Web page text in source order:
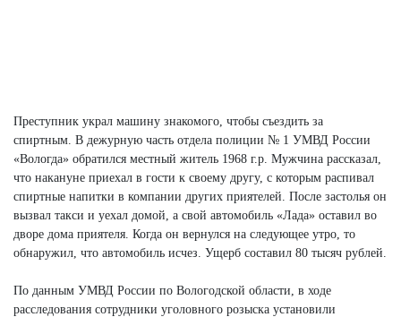
Преступник украл машину знакомого, чтобы съездить за
спиртным. В дежурную часть отдела полиции № 1 УМВД России
«Вологда» обратился местный житель 1968 г.р. Мужчина рассказал,
что накануне приехал в гости к своему другу, с которым распивал
спиртные напитки в компании других приятелей. После застолья он
вызвал такси и уехал домой, а свой автомобиль «Лада» оставил во
дворе дома приятеля. Когда он вернулся на следующее утро, то
обнаружил, что автомобиль исчез. Ущерб составил 80 тысяч рублей.
По данным УМВД России по Вологодской области, в ходе
расследования сотрудники уголовного розыска установили